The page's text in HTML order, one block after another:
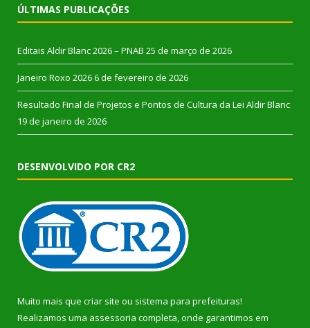
ÚLTIMAS PUBLICAÇÕES
Editais Aldir Blanc 2026 – PNAB 25 de março de 2026
Janeiro Roxo 2026 6 de fevereiro de 2026
Resultado Final de Projetos e Pontos de Cultura da Lei Aldir Blanc
19 de janeiro de 2026
DESENVOLVIDO POR CR2
Muito mais que criar site ou sistema para prefeituras!
Realizamos uma assessoria completa, onde garantimos em